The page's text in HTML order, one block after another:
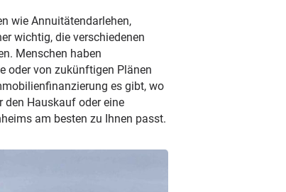
wie Annuitätendarlehen,
wichtig, die verschiedenen
Menschen haben
oder von zukünftigen Plänen
es gibt, wo
den Hauskauf oder eine
am besten zu Ihnen passt.